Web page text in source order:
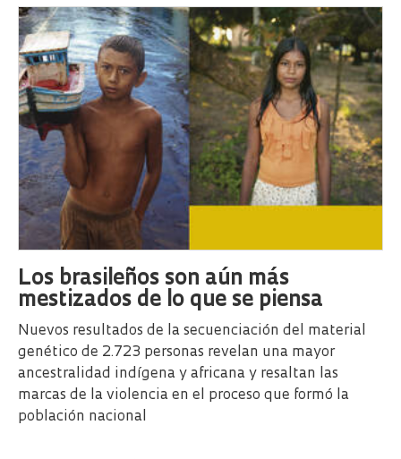
Los brasileños son aún más
mestizados de lo que se piensa
Nuevos resultados de la secuenciación del material
genético de 2.723 personas revelan una mayor
ancestralidad indígena y africana y resaltan las
marcas de la violencia en el proceso que formó la
población nacional